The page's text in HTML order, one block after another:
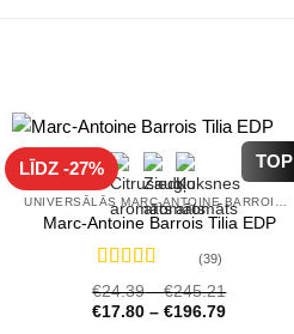
TOP
LĪDZ -27%
Marc-Antoine Barrois Tilia EDP
Novērtēts
ar4.72 no 5
(39)
€24.39–€245.21
€17.80 –€196.79